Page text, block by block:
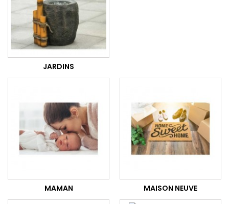
JARDINS
MAMAN MAISON NEUVE